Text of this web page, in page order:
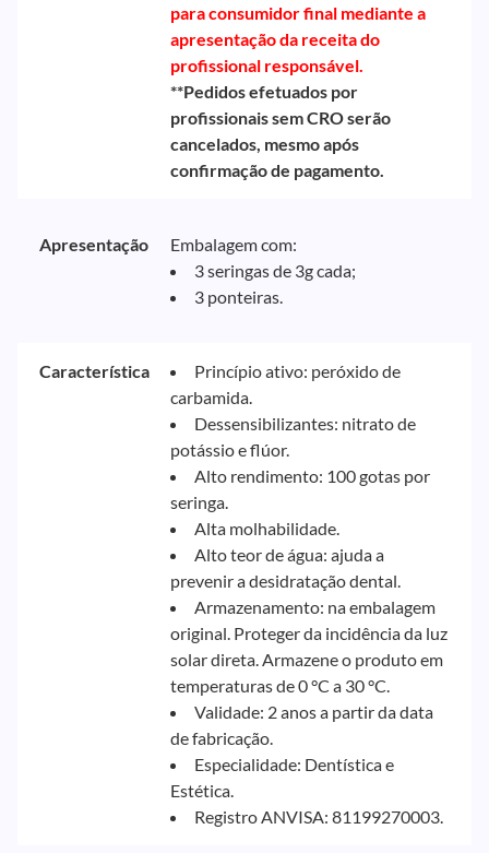
para consumidor final mediante a
apresentação da receita do
profissional responsável.
**Pedidos efetuados por
profissionais sem CRO serão
cancelados, mesmo após
confirmação de pagamento.
Apresentação
Embalagem com:
3 seringas de 3g cada;
3 ponteiras.
Característica
Princípio ativo: peróxido de
carbamida.
Dessensibilizantes: nitrato de
potássio e flúor.
Alto rendimento: 100 gotas por
seringa.
Alta molhabilidade.
Alto teor de água: ajuda a
prevenir a desidratação dental.
Armazenamento: na embalagem
original. Proteger da incidência da luz
solar direta. Armazene o produto em
temperaturas de 0 °C a 30 °C.
Validade: 2 anos a partir da data
de fabricação.
Especialidade: Dentística e
Estética.
Registro ANVISA: 81199270003.